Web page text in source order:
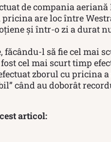
de compania aeriană
are loc între
și într-o zi a durat
l să fie cel mai
cel mai scurt timp
zborul cu pricina
când au doborât
articol: